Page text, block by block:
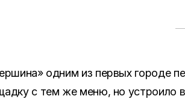
одним из первых городе
с тем же меню, но устроило